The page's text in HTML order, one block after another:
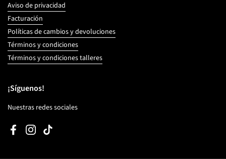
Aviso de privacidad
Facturación
Políticas de cambios y devoluciones
Términos y condiciones
Términos y condiciones talleres
¡Síguenos!
Nuestras redes sociales
FacebookInstagramTikTok